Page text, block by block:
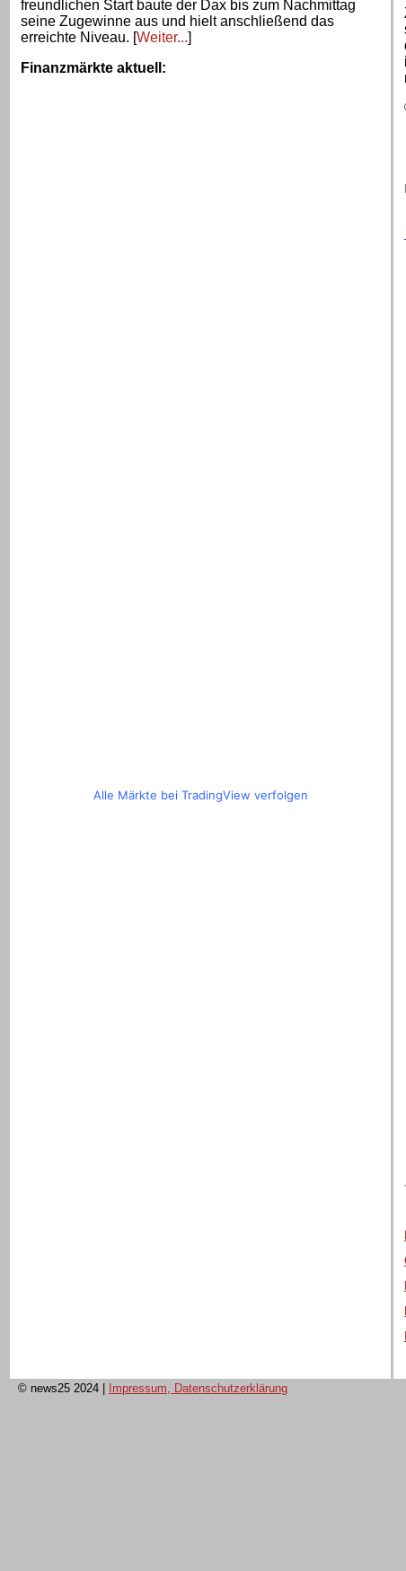
freundlichen Start baute der Dax bis zum Nachmittag
seine Zugewinne aus und hielt anschließend das
erreichte Niveau. [Weiter...]
Finanzmärkte aktuell :
Alle Märkte bei TradingView verfolgen
© news25 2024 Impressum, Datenschutzerklärung